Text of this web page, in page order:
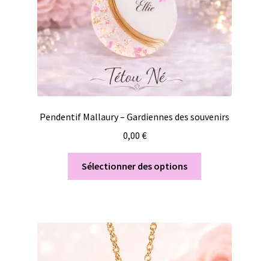
Pendentif Mallaury – Gardiennes des souvenirs
0,00 €
Sélectionner des options